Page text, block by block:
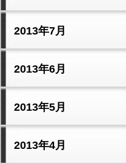
2013年7月
2013年6月
2013年5月
2013年4月